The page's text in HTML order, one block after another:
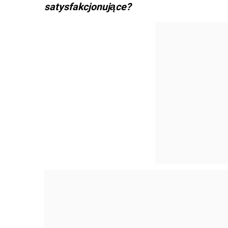
satysfakcjonujące?